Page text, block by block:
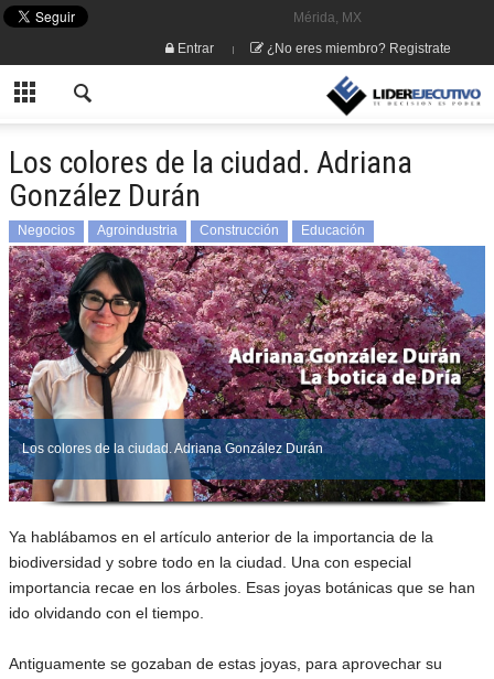
Mérida, MX
Entrar
¿No eres miembro? Registrate
Los colores de la ciudad. Adriana
González Durán
Negocios Agroindustria Construcción Educación
Los colores de la ciudad. Adriana González Durán
Ya hablábamos en el artículo anterior de la importancia de la
biodiversidad y sobre todo en la ciudad. Una con especial
importancia recae en los árboles. Esas joyas botánicas que se han
ido olvidando con el tiempo.
Antiguamente se gozaban de estas joyas, para aprovechar su